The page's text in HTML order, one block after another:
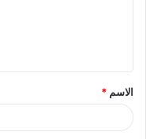
ق
*
الاسم *